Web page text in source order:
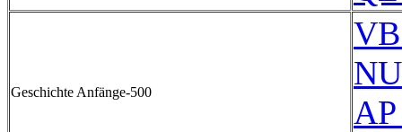
Geschichte Anfänge-500